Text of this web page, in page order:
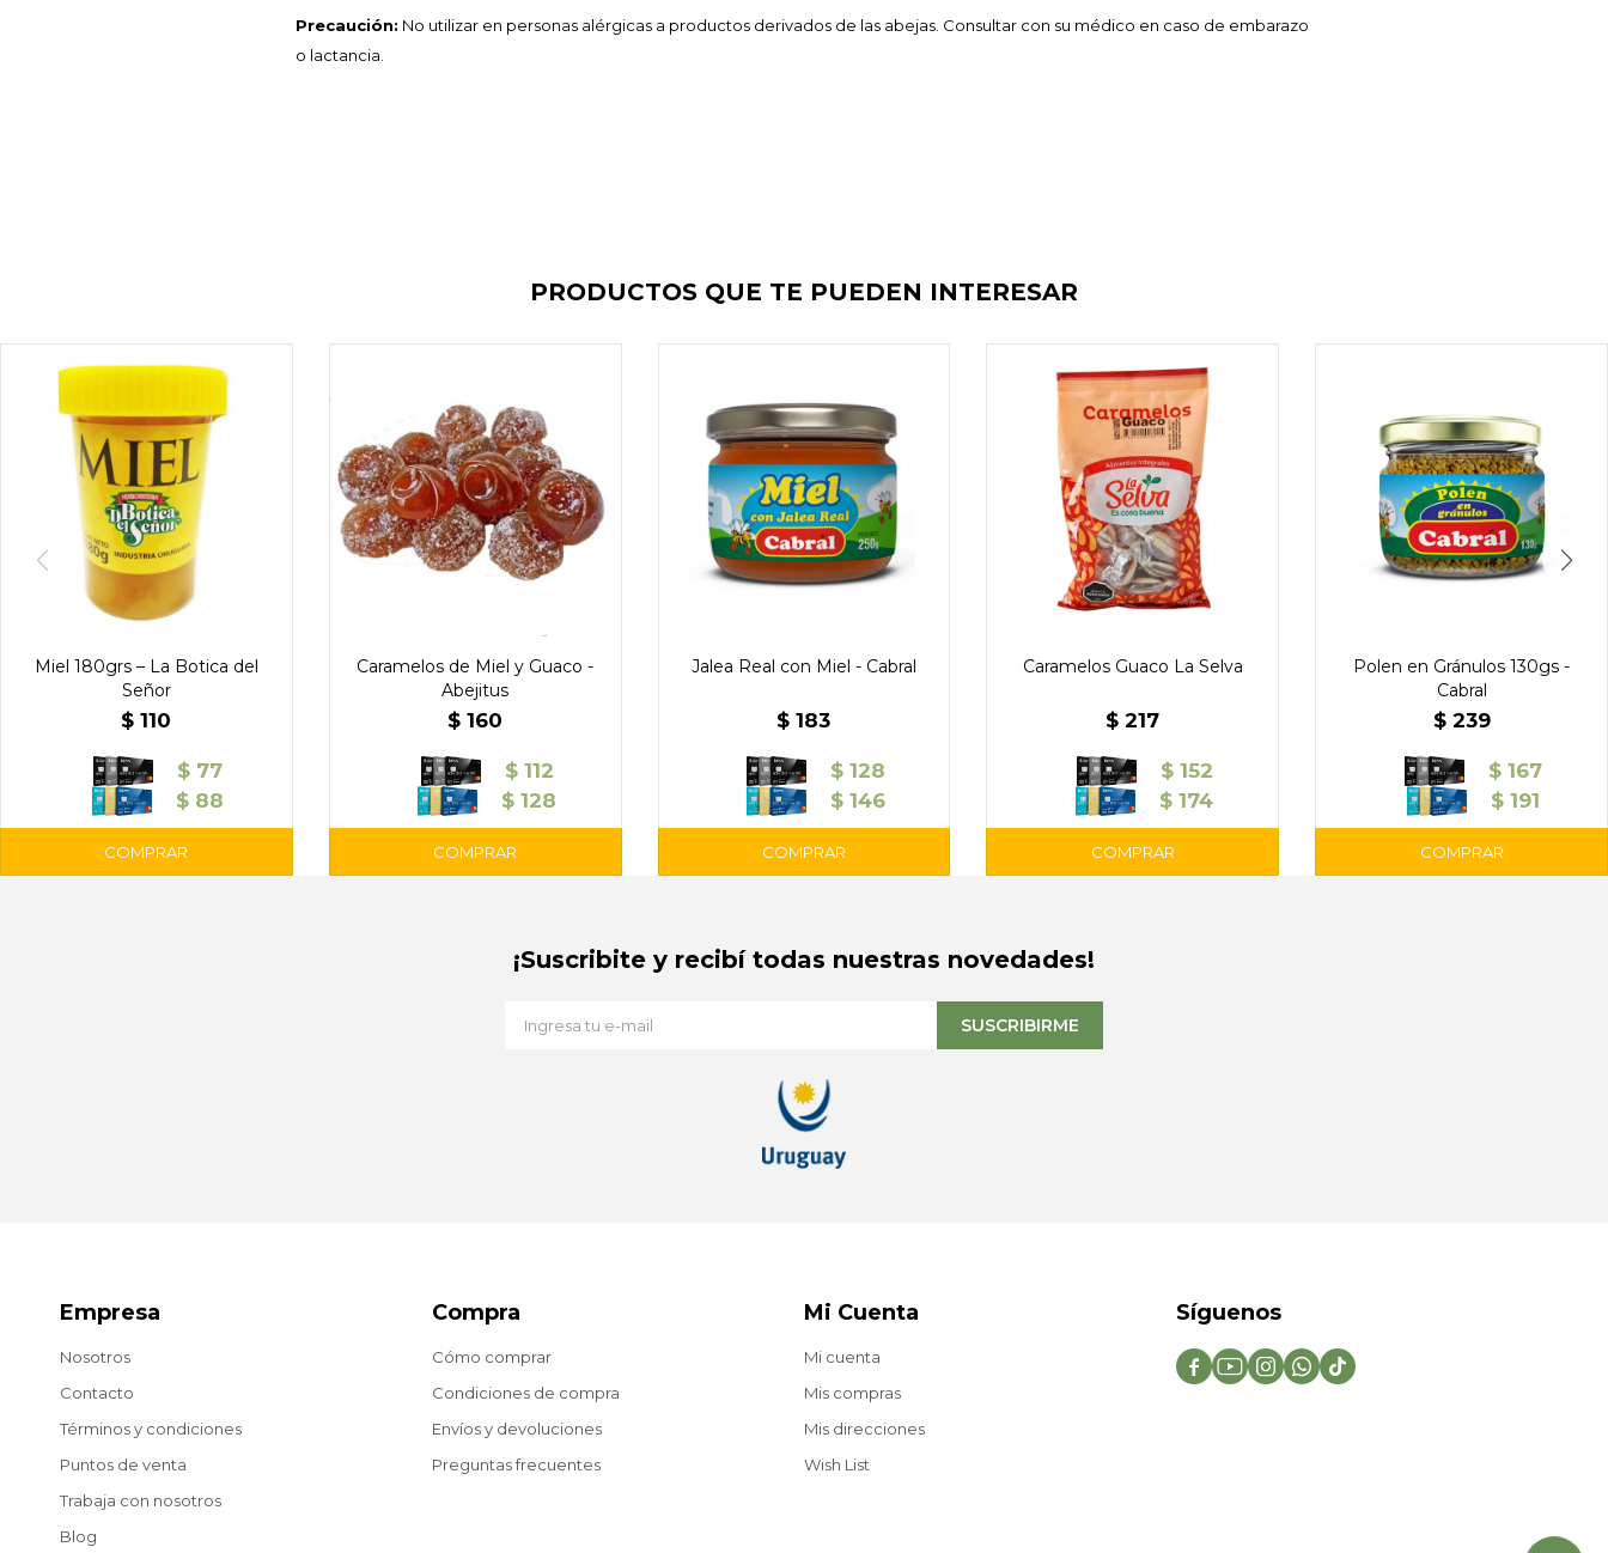
Precaución: No utilizar en personas alérgicas a productos derivados de las abejas. Consultar con su médico en caso de embarazo
o lactancia.
PRODUCTOS QUE TE PUEDEN INTERESAR
Miel 180grs – La Botica del
Señor
$ 110
$ 77
$ 88
Caramelos de Miel y Guaco -
Abejitus
$ 160
$ 112
$ 128
Jalea Real con Miel - Cabral
$ 183
$ 128
$ 146
Caramelos Guaco La Selva
$ 217
$ 152
$ 174
Polen en Gránulos 130gs -
Cabral
$ 239
$ 167
$ 191
Empresa
Nosotros
Contacto
Términos y condiciones
Puntos de venta
Trabaja con nosotros
Blog
Compra
Cómo comprar
Condiciones de compra
Envíos y devoluciones
Preguntas frecuentes
Mi Cuenta
Mi cuenta
Mis compras
Mis direcciones
Wish List
Síguenos
    
¡Suscribite y recibí todas nuestras novedades!
SUSCRIBIRME